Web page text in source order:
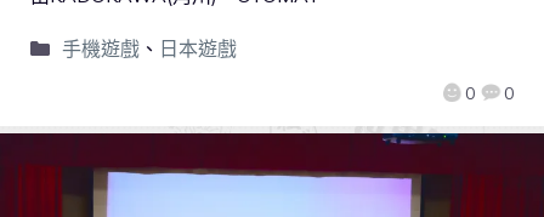
0 0
手機遊戲、 日本遊戲